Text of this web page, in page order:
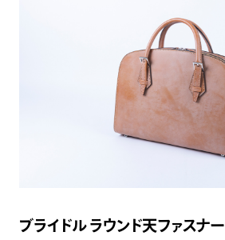
ブライドル ラウンド天ファスナー